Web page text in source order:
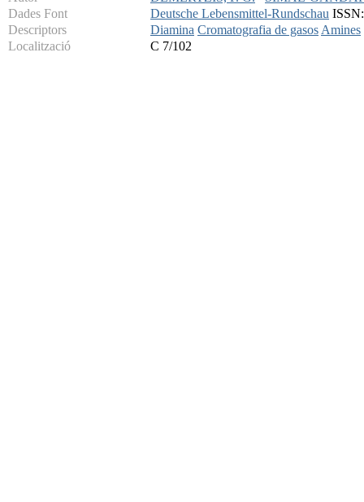
Dades Font
Deutsche Lebensmittel-Rundschau
Descriptors
Diamina Cromatografia de gasosAmines
Localització
C 7/102